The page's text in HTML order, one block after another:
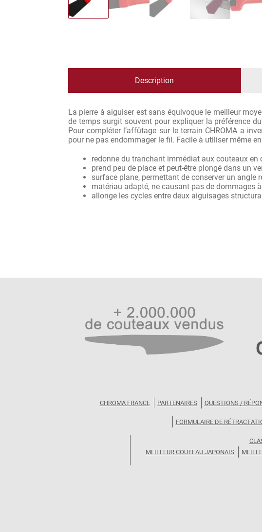
Description
La pierre à aiguiser est sans équivoque le meilleur
de temps surgit souvent pour expliquer la préférence
Pour compléter l’affûtage sur le terrain CHROMA a
pour ne pas endommager le fil. Facile à utiliser même
redonne du tranchant immédiat aux couteaux en
prend peu de place et peut-être plongé dans un
surface plane, permettant de conserver un angle
matériau adapté, ne causant pas de dommages
allonge les cycles entre deux aiguisages
CHROMA FRANCE PARTENAIRES QUESTIONS /
FORMULAIRE DE
MEILLEUR COUTEAU JAPONAIS